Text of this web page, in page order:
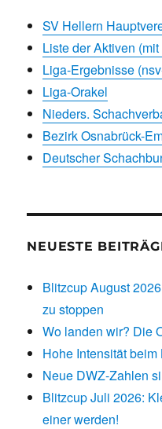
SV Hellern
Liste der Aktiven
Liga-Ergebnisse
Liga-Orakel
Nieders.
Bezirk Osnabrück-
Deutscher
NEUESTE
Blitzcup August
zu stoppen
Wo landen wir? Die
Hohe Intensität
Neue DWZ-Zahlen
Blitzcup Juli 2026:
einer werden!